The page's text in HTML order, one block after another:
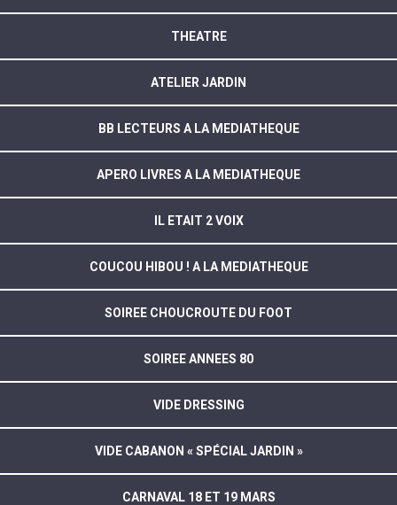
THEATRE
ATELIER JARDIN
BB LECTEURS A LA MEDIATHEQUE
APERO LIVRES A LA MEDIATHEQUE
IL ETAIT 2 VOIX
COUCOU HIBOU ! A LA MEDIATHEQUE
SOIREE CHOUCROUTE DU FOOT
SOIREE ANNEES 80
VIDE DRESSING
VIDE CABANON « SPÉCIAL JARDIN »
CARNAVAL 18 ET 19 MARS